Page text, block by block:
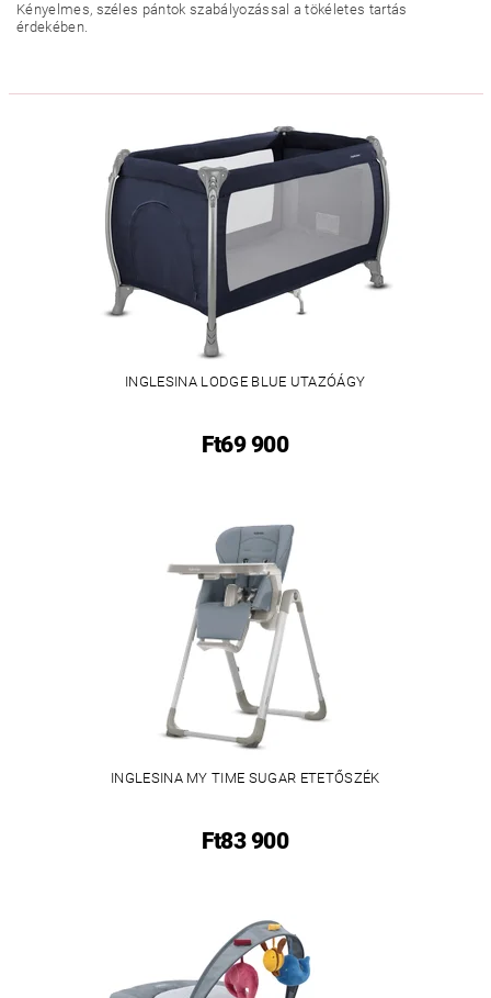
Kényelmes, széles pántok szabályozással a tökéletes tartás
érdekében.
INGLESINA LODGE BLUE UTAZÓÁGY
Ft69 900
INGLESINA MY TIME SUGAR ETETŐSZÉK
Ft83 900